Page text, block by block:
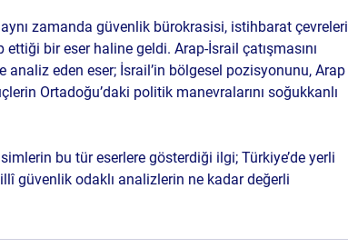
zamanda güvenlik bürokrasisi, istihbarat çevreleri
bir eser haline geldi. Arap-İsrail çatışmasını
eden eser; İsrail’in bölgesel pozisyonunu, Arap
Ortadoğu’daki politik manevralarını soğukkanlı
bu tür eserlere gösterdiği ilgi; Türkiye’de yerli
güvenlik odaklı analizlerin ne kadar değerli